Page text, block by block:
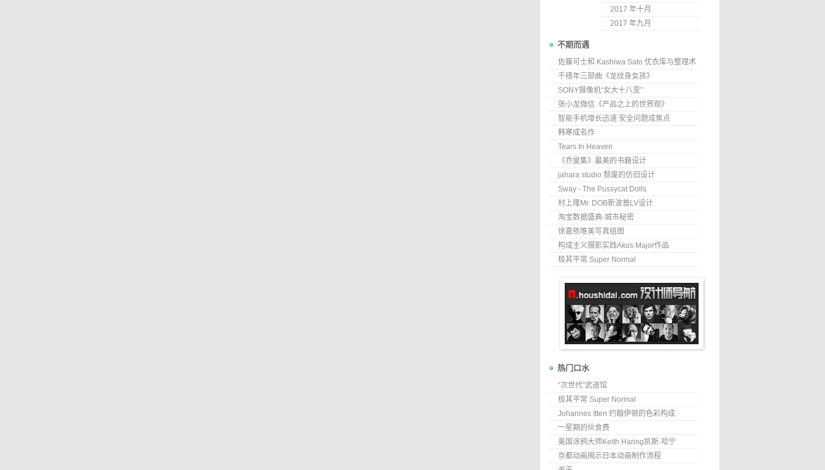
2017 年十月
2017 年九月
不期而遇
佐藤可士和 Kashiwa Sato 优衣库与整理术
千禧年三部曲《龙纹身女孩》
SONY摄像机“女大十八变”
张小龙微信《产品之上的世界观》
智能手机增长迅速 安全问题成焦点
韩寒成名作
Tears In Heaven
《乔叟集》最美的书籍设计
jahara studio 颓废的仿旧设计
Sway - The Pussycat Dolls
村上隆Mr. DOB新波普LV设计
淘宝数据盛典-城市秘密
徐嘉依唯美写真组图
构成主义摄影实践Akos Major作品
极其平常 Super Normal
热门口水
“次世代”武道馆
极其平常 Super Normal
Johannes Itten 约翰伊顿的色彩构成
一星期的伙食费
美国涂鸦大师Keith Haring凯斯·哈宁
京都动画揭示日本动画制作流程